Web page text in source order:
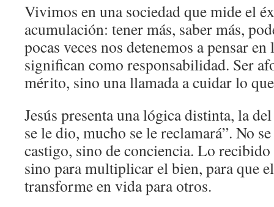
Vivimos en una sociedad que mide el
acumulación: tener más, saber más,
pocas veces nos detenemos a pensar
significan como responsabilidad. Ser
mérito, sino una llamada a cuidar lo
Jesús presenta una lógica distinta, la
se le dio, mucho se le reclamará”. No
castigo, sino de conciencia. Lo
sino para multiplicar el bien, para que
transforme en vida para otros.